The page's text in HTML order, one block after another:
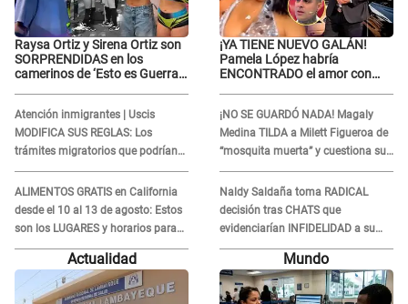
Raysa Ortiz y Sirena Ortiz son
SORPRENDIDAS en los
camerinos de ‘Esto es Guerra’
Gabriel Moisés: “Gracias”
Atención inmigrantes | Uscis
MODIFICA SUS REGLAS: Los
trámites migratorios que podrían
necesitar tu prueba de ADN
ALIMENTOS GRATIS en California
desde el 10 al 13 de agosto: Estos
son los LUGARES y horarios para
recibir la ayuda
¡YA TIENE NUEVO GALÁN!
Pamela López habría
ENCONTRADO el amor con
¡NO SE GUARDÓ NADA! Magaly
Medina TILDA a Milett Figueroa de
“mosquita muerta” y cuestiona su
RECONCILIACIÓN con Marcelo
Tinelli en TV argentina
Naldy Saldaña toma RADICAL
decisión tras CHATS que
evidenciarían INFIDELIDAD a su
novio con animador de 'La Bella
Luz': "Un día..."
Actualidad Mundo